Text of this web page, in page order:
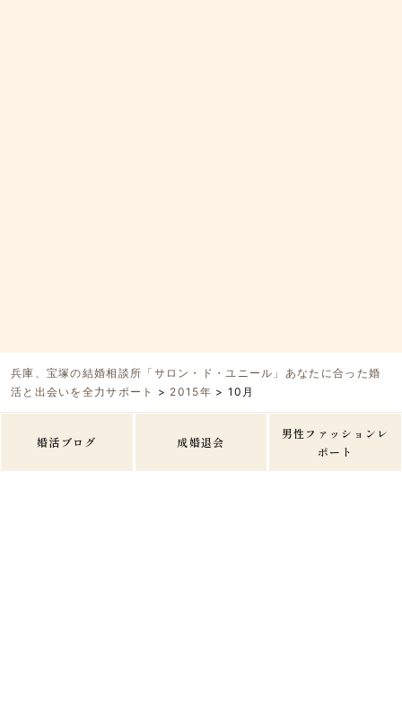
兵庫、宝塚の結婚相談所「サロン・ド・ユニール」あなたに合った婚
活と出会いを全力サポート
> 2015年 > 10月
婚活ブログ 成婚退会
男性ファッションレ
ポート